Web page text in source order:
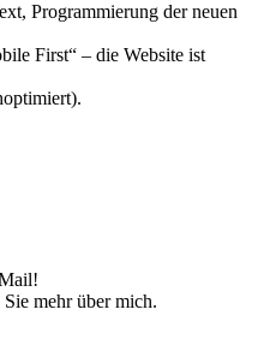
Programmierung der neuen
First“ – die Website ist
mehr über mich.